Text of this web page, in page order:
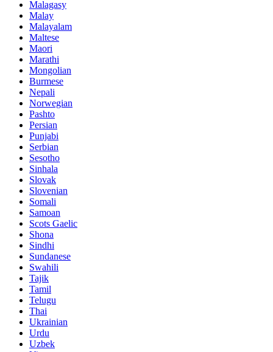
Malagasy
Malay
Malayalam
Maltese
Maori
Marathi
Mongolian
Burmese
Nepali
Norwegian
Pashto
Persian
Punjabi
Serbian
Sesotho
Sinhala
Slovak
Slovenian
Somali
Samoan
Scots Gaelic
Shona
Sindhi
Sundanese
Swahili
Tajik
Tamil
Telugu
Thai
Ukrainian
Urdu
Uzbek